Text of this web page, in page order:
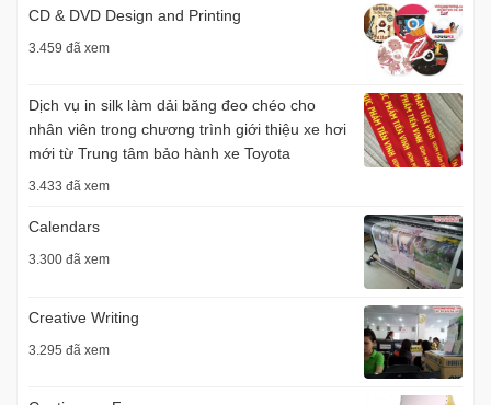
CD & DVD Design and Printing
3.459 đã xem
Dịch vụ in silk làm dải băng đeo chéo cho
nhân viên trong chương trình giới thiệu xe hơi
mới từ Trung tâm bảo hành xe Toyota
3.433 đã xem
Calendars
3.300 đã xem
Creative Writing
3.295 đã xem